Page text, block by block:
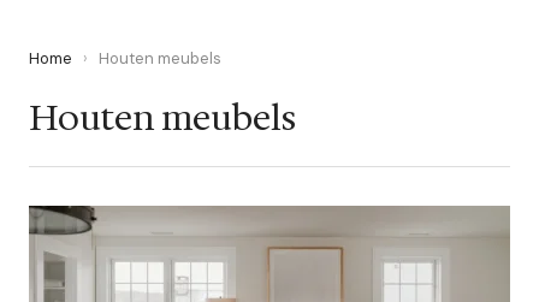
Home › Houten meubels
Houten meubels